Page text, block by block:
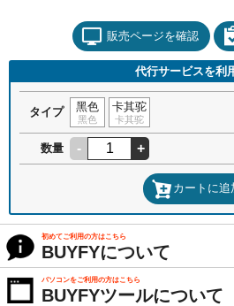
販売ページを確認
代行サービスを利
タイプ 黑色
黑色
卡其驼
卡其驼
数量 - +
カートに追
初めてご利用の方はこちら
BUYFYについて
パソコンをご利用の方はこちら
BUYFYツールについて